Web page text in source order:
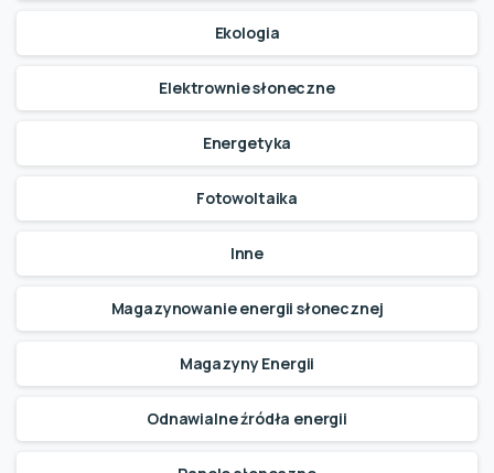
Ekologia
Elektrownie słoneczne
Energetyka
Fotowoltaika
Inne
Magazynowanie energii słonecznej
Magazyny Energii
Odnawialne źródła energii